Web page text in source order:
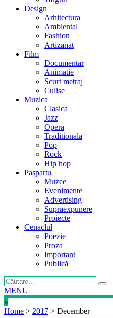
Design
Arhitectura
Ambiental
Fashion
Artizanat
Film
Documentar
Animatie
Scurt metraj
Culise
Muzica
Clasica
Jazz
Opera
Traditionala
Pop
Rock
Hip hop
Paspartu
Muzee
Evenimente
Advertising
Supraexpunere
Proiecte
Cenaclul
Poezie
Proza
Important
Publică
MENU
»
Home > 2017 > December